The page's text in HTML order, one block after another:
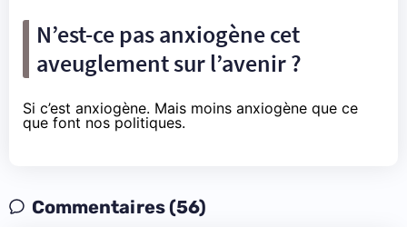
N’est-ce pas anxiogène cet
aveuglement sur l’avenir ?
Si c’est anxiogène. Mais moins anxiogène que ce
que font nos politiques.
Commentaires (56)